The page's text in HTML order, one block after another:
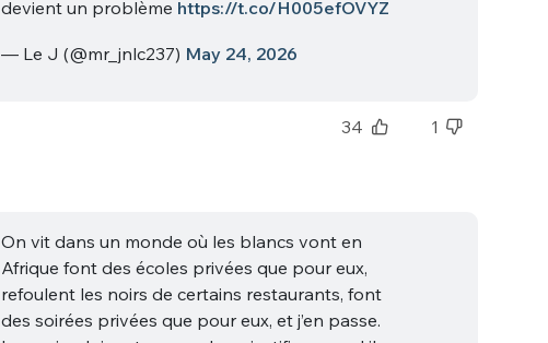
devient un problème https://t.co/H005efOVYZ
— Le J (@mr_jnlc237) May 24, 2026
34 1
On vit dans un monde où les blancs vont en
Afrique font des écoles privées que pour eux,
refoulent les noirs de certains restaurants, font
des soirées privées que pour eux, et j’en passe.